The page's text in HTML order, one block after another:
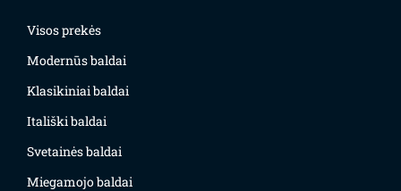
Visos prekės
Modernūs baldai
Klasikiniai baldai
Itališki baldai
Svetainės baldai
Miegamojo baldai